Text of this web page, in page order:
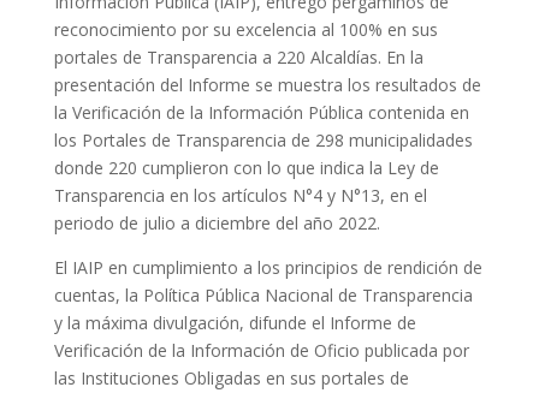
reconocimiento por su excelencia al 100% en sus
portales de Transparencia a 220 Alcaldías. En la
presentación del Informe se muestra los resultados de
la Verificación de la Información Pública contenida en
los Portales de Transparencia de 298 municipalidades
donde 220 cumplieron con lo que indica la Ley de
Transparencia en los artículos N°4 y N°13, en el
periodo de julio a diciembre del año 2022.
El IAIP en cumplimiento a los principios de rendición de
cuentas, la Política Pública Nacional de Transparencia
y la máxima divulgación, difunde el Informe de
Verificación de la Información de Oficio publicada por
las Instituciones Obligadas en sus portales de